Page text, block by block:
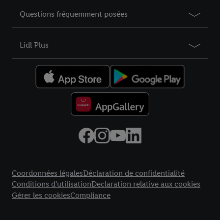
Questions fréquemment posées
Lidl Plus
Coordonnées légalesDéclaration de confidentialité
Conditions d'utilisationDeclaration relative aux cookies
Gérer les cookiesCompliance